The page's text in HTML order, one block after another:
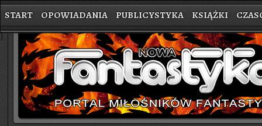
START OPOWIADANIA PUBLICYSTYKA KSIĄŻKI
}